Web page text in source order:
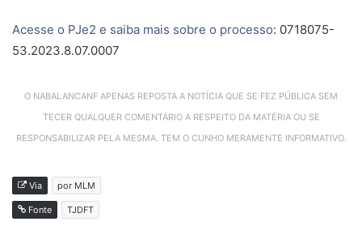
Acesse o PJe2 e saiba mais sobre o processo: 0718075-
53.2023.8.07.0007
O NABALANCANF APENAS REPOSTA A NOTÍCIA QUE SE FEZ PÚBLICA SEM
TECER QUALQUER COMENTÁRIO A RESPEITO DA MATÉRIA OU SE
RESPONSABILIZAR PELA MESMA. TEM O CUNHO MERAMENTE INFORMATIVO.
Via por MLM
Fonte TJDFT